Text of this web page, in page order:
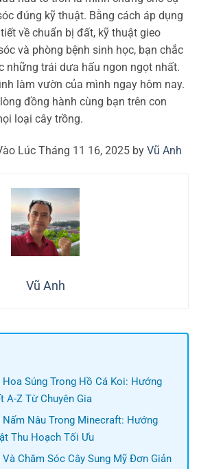
đúng kỹ thuật. Bằng cách áp dụng
về chuẩn bị đất, kỹ thuật gieo
và phòng bệnh sinh học, bạn chắc
những trái dưa hấu ngon ngọt nhất.
làm vườn của mình ngay hôm nay.
đồng hành cùng bạn trên con
loại cây trồng.
Lúc Tháng 11 16, 2025 by Vũ Anh
Vũ Anh
Hoa Súng Trong Hồ Cá Koi: Hướng
A-Z Từ Chuyên Gia
Nấm Nâu Trong Minecraft: Hướng
Thu Hoạch Tối Ưu
Chăm Sóc Cây Sung Mỹ Đơn Giản